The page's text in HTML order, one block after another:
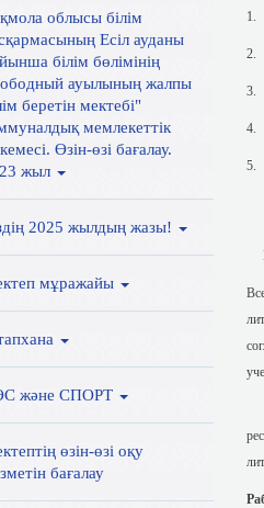
облысы білім
Есіл ауданы
білім бөлімінің
ауылының жалпы
беретін мектебі"
мемлекеттік
Өзін-өзі бағалау.
жыл
2025 жылдың жазы!
мұражайы
және СПОРТ
өзін-өзі оқу
бағалау
1.
2.
3.
4.
В
В